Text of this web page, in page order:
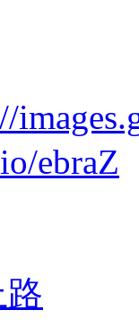
ebraZ